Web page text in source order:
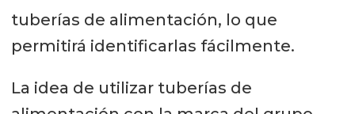
tuberías de alimentación, lo que
permitirá identificarlas fácilmente.
La idea de utilizar tuberías de